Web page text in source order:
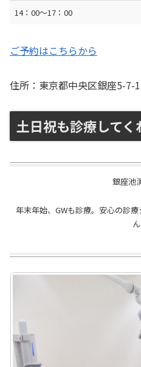
14：00〜17：00
ご予約はこちらから
住所：東京都中央区銀座5-7-
土日祝も診療してく
銀座池
年末年始、GWも診療。安心の診
ん